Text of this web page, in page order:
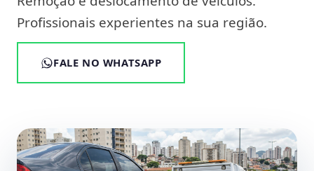
Profissionais experientes na sua região.
FALE NO WHATSAPP